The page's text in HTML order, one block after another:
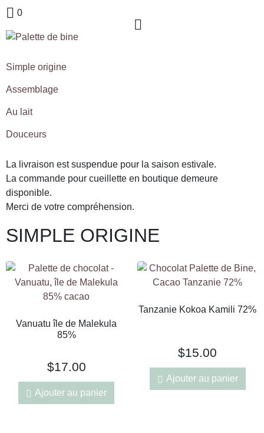
0
Simple origine
Assemblage
Au lait
Douceurs
La livraison est suspendue pour la saison estivale.
La commande pour cueillette en boutique demeure
disponible.
Merci de votre compréhension.
SIMPLE ORIGINE
Vanuatu île de Malekula
85%
$17.00
Ajouter au panier
Tanzanie Kokoa Kamili 72%
$15.00
Ajouter au panier